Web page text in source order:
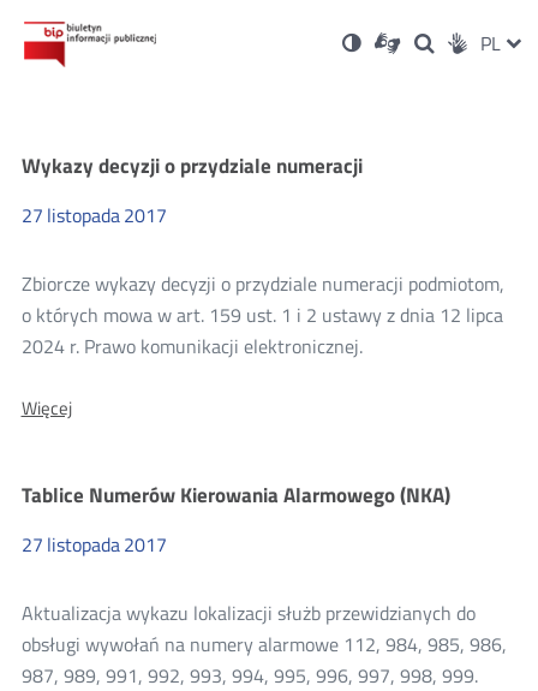
Ustawienia
Wersja
kontrastowa
Dla
niesłyszących
OtwórzOtwórz
w
Otwórz
w
Social PL
Numeracja
Wykazy decyzji o przydziale numeracji
27 listopada2017
Zbiorcze wykazy decyzji o przydziale numeracji podmiotom,
o których mowa w art. 159 ust. 1 i 2 ustawy z dnia 12 lipca
2024 r. Prawo komunikacji elektronicznej.
WięcejO:
przydziale
Tablice Numerów Kierowania Alarmowego (NKA)
27 listopada2017
Aktualizacja wykazu lokalizacji służb przewidzianych do
obsługi wywołań na numery alarmowe 112, 984, 985, 986,
987, 989, 991, 992, 993, 994, 995, 996, 997, 998, 999.